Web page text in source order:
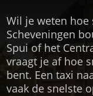
Wil je weten hoe
Scheveningen
Spui of het
vraagt je af hoe
bent. Een taxi
vaak de snelste